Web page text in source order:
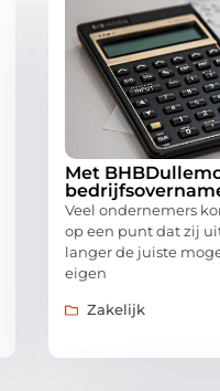
Met
Veel ondernemers
op een punt dat zij
langer de juiste
eigen
Zakelijk